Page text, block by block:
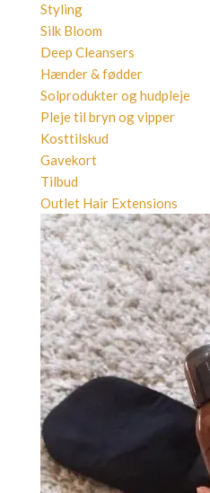
Styling
Silk Bloom
Deep Cleansers
Hænder & fødder
Solprodukter og hudpleje
Pleje til bryn og vipper
Kosttilskud
Gavekort
Tilbud
Outlet Hair Extensions